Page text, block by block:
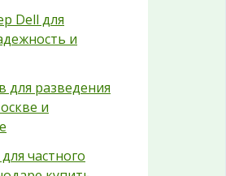
Dell для
и
для разведения
и
частного